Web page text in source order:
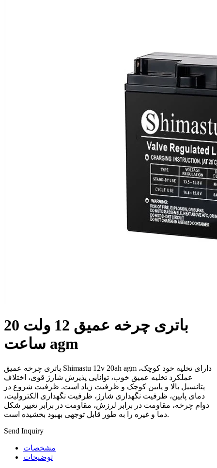
باتری چرخه عمیق 12 ولت 20
ساعت agm
باتری چرخه عمیق Shimastu 12v 20ah agm دارای تخلیه خود کوچک،
عملکرد تخلیه عمیق خوب، توانایی پذیرش شارژ قوی، اختلاف
پتانسیل بالا و پایین کوچک و ظرفیت زیاد است. ظرفیت شروع در
دمای پایین، ظرفیت نگهداری شارژ، ظرفیت نگهداری الکترولیت،
دوام چرخه، مقاومت در برابر لرزش، مقاومت در برابر تغییر شکل
دما و غیره را به طور قابل توجهی بهبود بخشیده است.
Send Inquiry
مشخصات
توضیحات